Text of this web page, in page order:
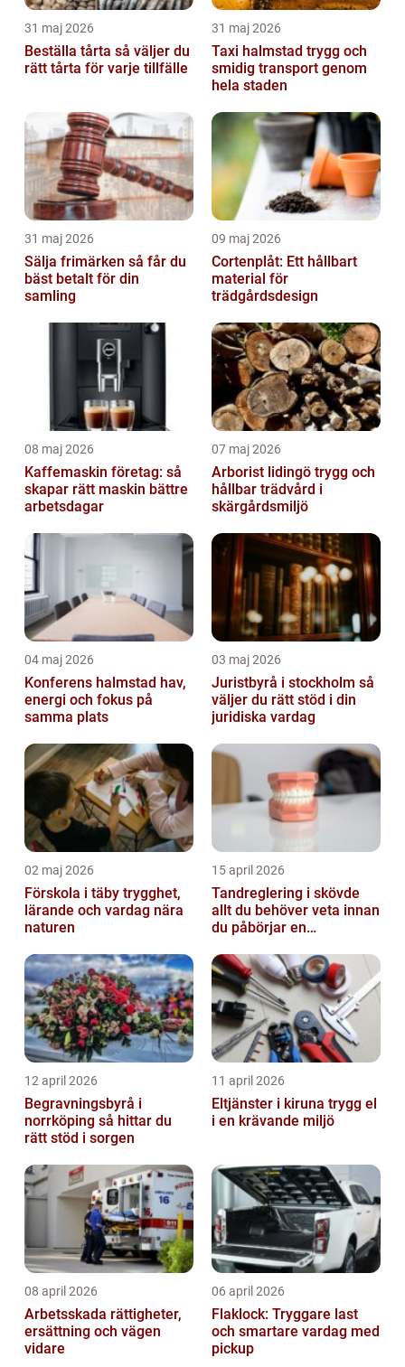
31 maj 2026
Beställa tårta så väljer du
rätt tårta för varje tillfälle
31 maj 2026
Taxi halmstad trygg och
smidig transport genom
hela staden
31 maj 2026
Sälja frimärken så får du
bäst betalt för din
samling
09 maj 2026
Cortenplåt: Ett hållbart
material för
trädgårdsdesign
08 maj 2026
Kaffemaskin företag: så
skapar rätt maskin bättre
arbetsdagar
07 maj 2026
Arborist lidingö trygg och
hållbar trädvård i
skärgårdsmiljö
04 maj 2026
Konferens halmstad hav,
energi och fokus på
samma plats
03 maj 2026
Juristbyrå i stockholm så
väljer du rätt stöd i din
juridiska vardag
02 maj 2026
Förskola i täby trygghet,
lärande och vardag nära
naturen
15 april 2026
Tandreglering i skövde
allt du behöver veta innan
du påbörjar en
12 april 2026
Begravningsbyrå i
norrköping så hittar du
rätt stöd i sorgen
11 april 2026
Eltjänster i kiruna trygg el
i en krävande miljö
08 april 2026
Arbetsskada rättigheter,
ersättning och vägen
vidare
06 april 2026
Flaklock: Tryggare last
och smartare vardag med
pickup